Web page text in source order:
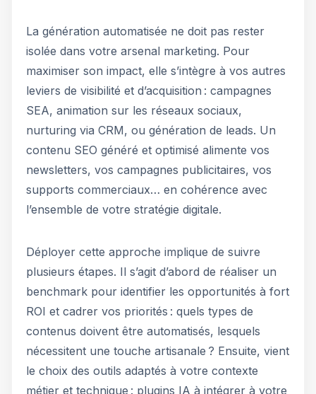
La génération automatisée ne doit pas rester
isolée dans votre arsenal marketing. Pour
maximiser son impact, elle s’intègre à vos autres
leviers de visibilité et d’acquisition : campagnes
SEA, animation sur les réseaux sociaux,
nurturing via CRM, ou génération de leads. Un
contenu SEO généré et optimisé alimente vos
newsletters, vos campagnes publicitaires, vos
supports commerciaux… en cohérence avec
l’ensemble de votre stratégie digitale.
Déployer cette approche implique de suivre
plusieurs étapes. Il s’agit d’abord de réaliser un
benchmark pour identifier les opportunités à fort
ROI et cadrer vos priorités : quels types de
contenus doivent être automatisés, lesquels
nécessitent une touche artisanale ? Ensuite, vient
le choix des outils adaptés à votre contexte
métier et technique : plugins IA à intégrer à votre